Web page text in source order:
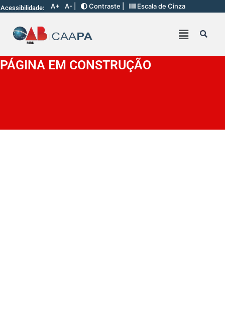
Acessibilidade: A+ A- | Contraste | Escala de Cinza
PÁGINA EM CONSTRUÇÃO